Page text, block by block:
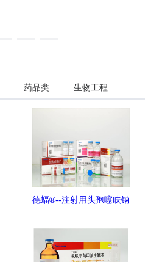
药品类 生物工程
德蝠®--注射用头孢噻呋钠